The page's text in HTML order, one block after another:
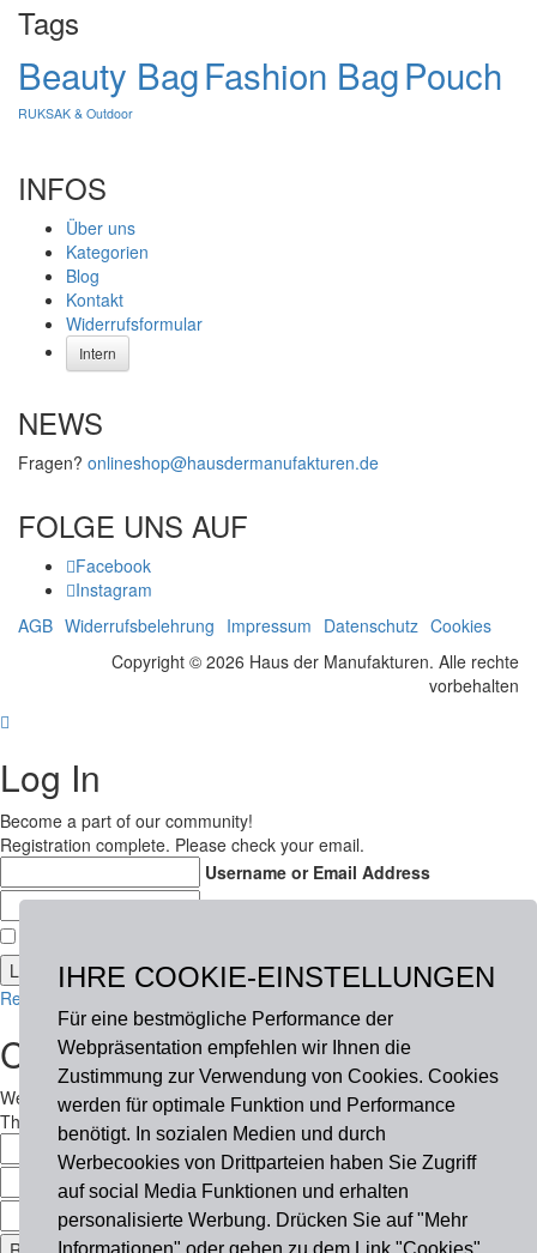
IHRE COOKIE-EINSTELLUNGEN
Für eine bestmögliche Performance der
Webpräsentation empfehlen wir Ihnen die
Zustimmung zur Verwendung von Cookies. Cookies
werden für optimale Funktion und Performance
benötigt. In sozialen Medien und durch
Werbecookies von Drittparteien haben Sie Zugriff
auf social Media Funktionen und erhalten
personalisierte Werbung. Drücken Sie auf "Mehr
Tags
Beauty BagFashion BagPouch
RUKSAK & Outdoor
INFOS
Über uns
Kategorien
Blog
Kontakt
Widerrufsformular
Intern
NEWS
Fragen? onlineshop@hausdermanufakturen.de
FOLGE UNS AUF
Facebook
Instagram
AGB Widerrufsbelehrung Impressum Datenschutz Cookies
Copyright © 2026 Haus der Manufakturen. Alle rechte
vorbehalten
Log In
Become a part of our community!
Registration complete. Please check your email.
Username or Email Address
Password
Register
Create an account
Welcome! Register for an account
The user name or email address is not correct.
Username
Email
Password